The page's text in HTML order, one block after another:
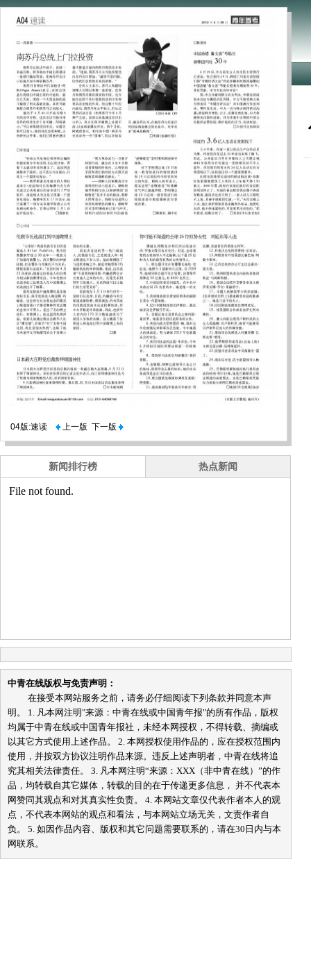
04版:速读 上一版 下一版
新闻排行榜 热点新闻
中青在线版权与免责声明：
在接受本网站服务之前，请务必仔细阅读下列条款并同意本声
明。 1. 凡本网注明"来源：中青在线或中国青年报"的所有作品，版权
均属于中青在线或中国青年报社，未经本网授权，不得转载、摘编或
以其它方式使用上述作品。 2. 本网授权使用作品的，应在授权范围内
使用，并按双方协议注明作品来源。违反上述声明者，中青在线将追
究其相关法律责任。 3. 凡本网注明“来源：XXX（非中青在线）”的作
品，均转载自其它媒体，转载的目的在于传递更多信息， 并不代表本
网赞同其观点和对其真实性负责。 4. 本网站文章仅代表作者本人的观
点，不代表本网站的观点和看法，与本网站立场无关，文责作者自
负。 5. 如因作品内容、版权和其它问题需要联系的，请在30日内与本
网联系。